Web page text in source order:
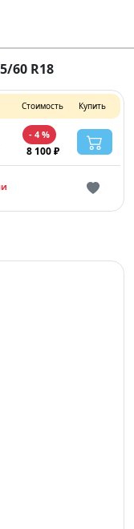
60 R18
Стоимость Купить
- 4 %
8 100 ₽